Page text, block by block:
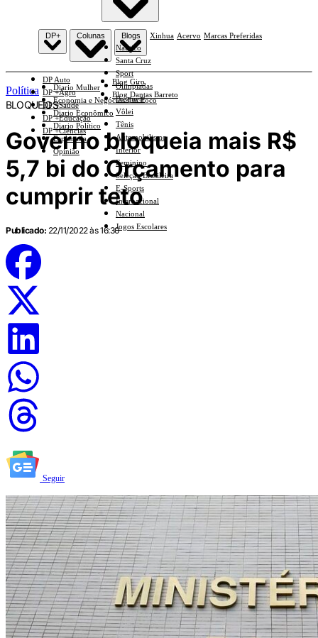
Náutico
Santa Cruz
Sport
Olimpíadas
Basquete
Vôlei
Tênis
Automobilismo
Interior
Feminino
Seleção Brasileira
E-Sports
Internacional
Nacional
Jogos Escolares
DP+
DP Auto
DP +Agro
DP +Saúde
DP +Educação
DP +Ciências
Colunas
Diario Mulher
Economia e Negócios Em Foco
Diario Econômico
Diario Político
Esplanada
Opinião
Blogs
Blog Giro
Blog Dantas Barreto
Xinhua Acervo Marcas Preferidas
Política
BLOQUEIOS
Governo bloqueia mais R$
5,7 bi do Orçamento para
cumprir teto
Publicado: 22/11/2022 às 16:30
Seguir